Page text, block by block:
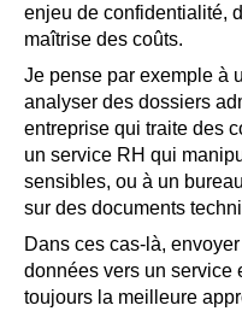
enjeu de confidentialité,
maîtrise des coûts.
Je pense par exemple à
analyser des dossiers
entreprise qui traite des
un service RH qui
sensibles, ou à un
sur des documents
Dans ces cas-là,
données vers un service
toujours la meilleure